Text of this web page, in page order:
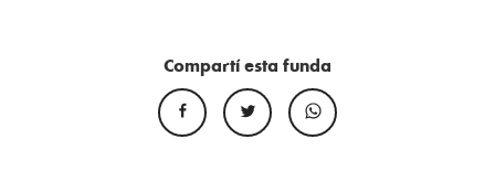
Compartí esta funda